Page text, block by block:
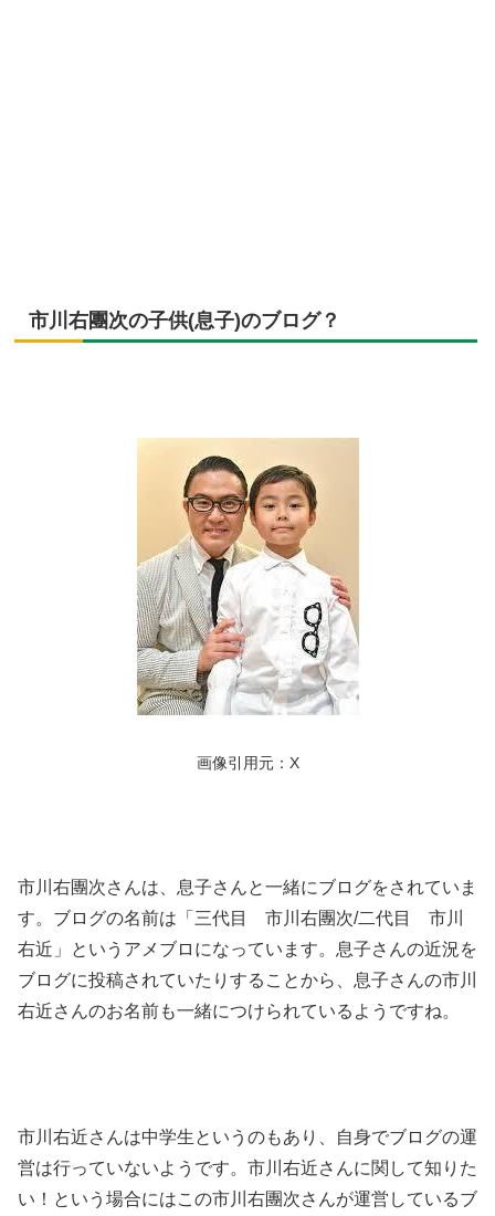
市川右團次の子供(息子)のブログ？
画像引用元：X
市川右團次さんは、息子さんと一緒にブログをされていま
す。ブログの名前は「三代目 市川右團次/二代目 市川
右近」というアメブロになっています。息子さんの近況を
ブログに投稿されていたりすることから、息子さんの市川
右近さんのお名前も一緒につけられているようですね。
市川右近さんは中学生というのもあり、自身でブログの運
営は行っていないようです。市川右近さんに関して知りた
い！という場合にはこの市川右團次さんが運営しているブ